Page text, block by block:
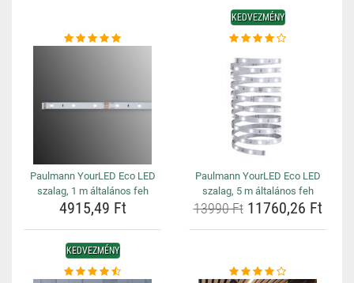
Paulmann YourLED Eco LED
szalag, 1 m általános feh
4915,49 Ft
KEDVEZMÉNY
Paulmann YourLED Eco LED
szalag, 5 m általános feh
13990 Ft11760,26 Ft
KEDVEZMÉNY